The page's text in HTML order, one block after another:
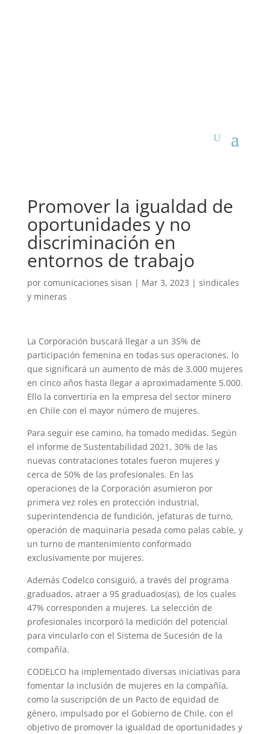
Promover la igualdad de
oportunidades y no
discriminación en
entornos de trabajo
por comunicaciones sisan | Mar 3, 2023 | sindicales
y mineras
La Corporación buscará llegar a un 35% de
participación femenina en todas sus operaciones, lo
que significará un aumento de más de 3.000 mujeres
en cinco años hasta llegar a aproximadamente 5.000.
Ello la convertiría en la empresa del sector minero
en Chile con el mayor número de mujeres.
Para seguir ese camino, ha tomado medidas. Según
el informe de Sustentabilidad 2021, 30% de las
nuevas contrataciones totales fueron mujeres y
cerca de 50% de las profesionales. En las
operaciones de la Corporación asumieron por
primera vez roles en protección industrial,
superintendencia de fundición, jefaturas de turno,
operación de maquinaria pesada como palas cable, y
un turno de mantenimiento conformado
exclusivamente por mujeres.
Además Codelco consiguió, a través del programa
graduados, atraer a 95 graduados(as), de los cuales
47% corresponden a mujeres. La selección de
profesionales incorporó la medición del potencial
para vincularlo con el Sistema de Sucesión de la
compañía.
CODELCO ha implementado diversas iniciativas para
fomentar la inclusión de mujeres en la compañía,
como la suscripción de un Pacto de equidad de
género, impulsado por el Gobierno de Chile, con el
objetivo de promover la igualdad de oportunidades y